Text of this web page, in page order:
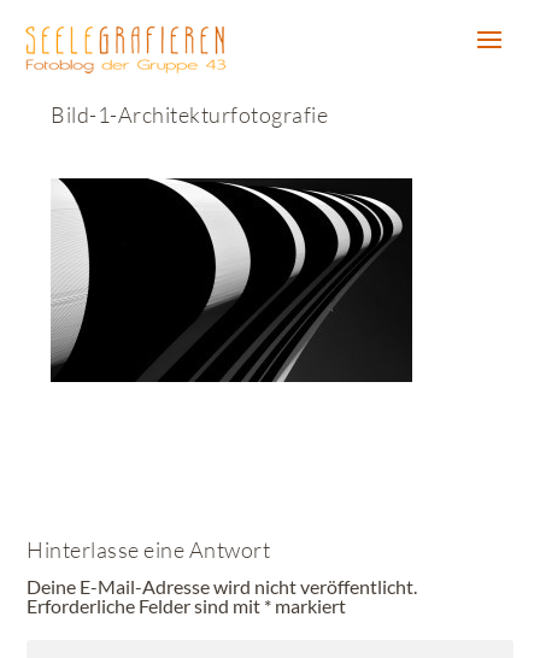
Bild-1-Architekturfotografie
Hinterlasse eine Antwort
Deine E-Mail-Adresse wird nicht veröffentlicht.
Erforderliche Felder sind mit * markiert